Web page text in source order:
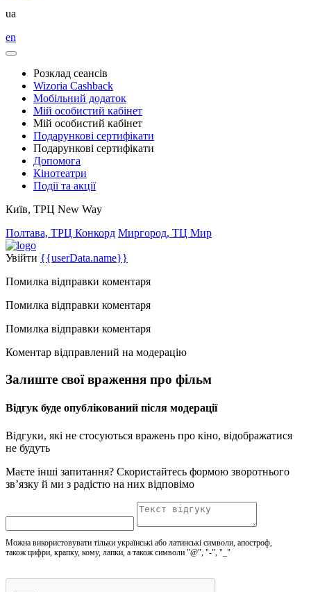
ua
en
Розклад сеансів
Wizoria Cashback
Мобільний додаток
Мій особистий кабінет
Мій особистий кабінет
Подарункові сертифікати
Подарункові сертифікати
Допомога
Кінотеатри
Події та акції
Київ, ТРЦ New Way
Полтава, ТРЦ Конкорд Миргород, ТЦ Мир
Увійти {{userData.name}}
Помилка відправки коментаря
Помилка відправки коментаря
Помилка відправки коментаря
Коментар відправлений на модерацію
Залиште свої враження про фільм
Відгук буде опублікований після модерації
Відгуки, які не стосуються вражень про кіно, відображатися
не будуть
Маєте інші запитання? Скористайтесь формою зворотнього
зв’язку й ми з радістю на них відповімо
Можна використовувати тільки українські або латинські символи, апостроф,
також цифри, крапку, кому, лапки, а також символи "@", "-", "_"